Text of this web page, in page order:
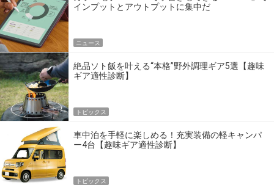
インプットとアウトプットに集中だ
ニュース
絶品ソト飯を叶える“本格”野外調理ギア5選【趣味
ギア適性診断】
トピックス
車中泊を手軽に楽しめる！充実装備の軽キャンパ
ー4台【趣味ギア適性診断】
トピックス